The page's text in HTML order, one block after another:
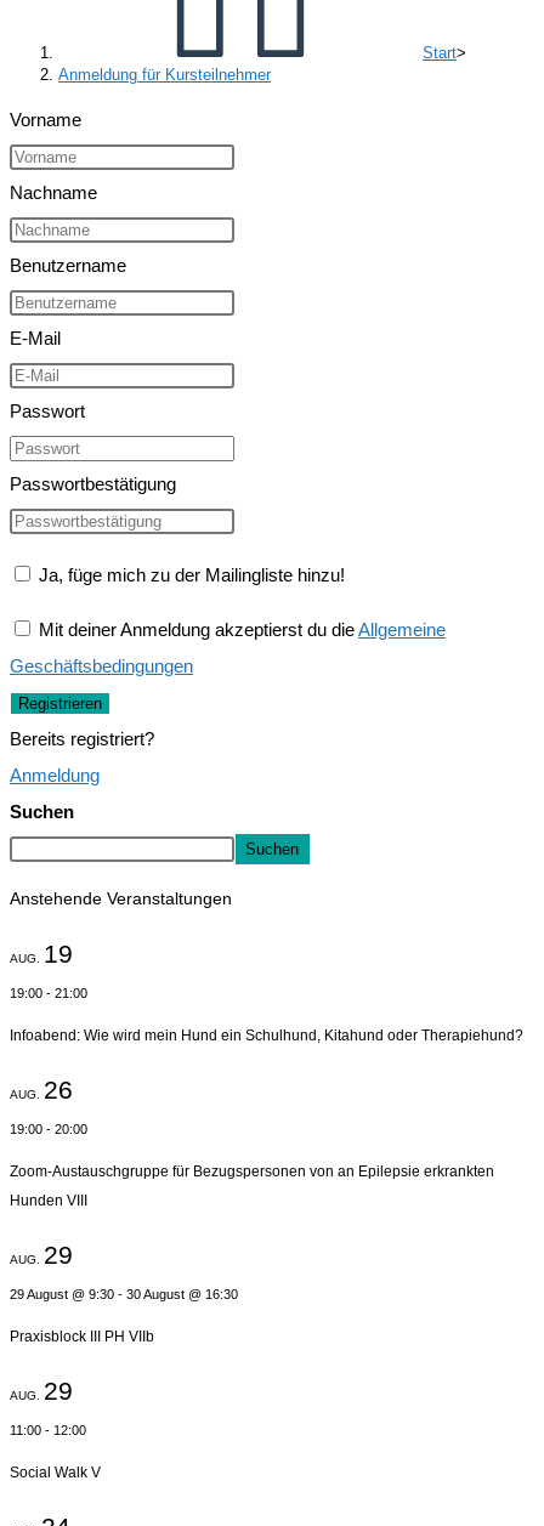
Start>
Anmeldung für Kursteilnehmer
Vorname
Nachname
Benutzername
E-Mail
Passwort
Passwortbestätigung
Ja, füge mich zu der Mailingliste hinzu!
Mit deiner Anmeldung akzeptierst du dieAllgemeine
Geschäftsbedingungen
Registrieren
Bereits registriert?
Anmeldung
Suchen
Suchen
Anstehende Veranstaltungen
AUG. 19
19:00 - 21:00
Infoabend: Wie wird mein Hund ein Schulhund, Kitahund oder Therapiehund?
AUG. 26
19:00 - 20:00
Zoom-Austauschgruppe für Bezugspersonen von an Epilepsie erkrankten
Hunden VIII
AUG. 29
29 August @ 9:30 - 30 August @ 16:30
Praxisblock III PH VIIb
AUG. 29
11:00 - 12:00
Social Walk V